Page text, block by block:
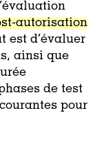
autorisation
est d’évaluer
ainsi que
de test
pour